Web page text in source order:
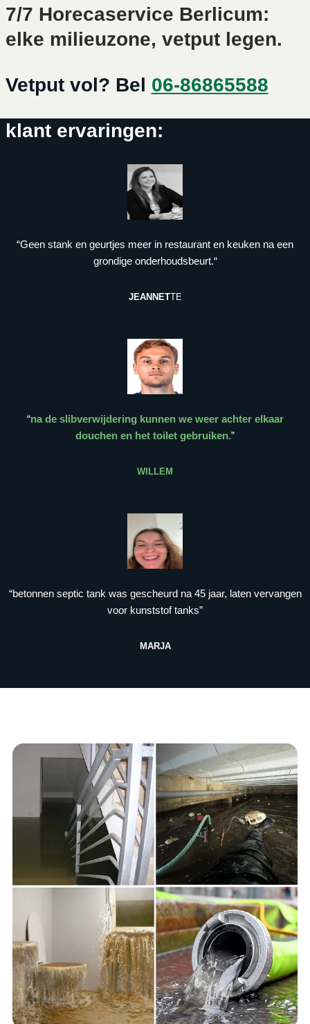
7/7 Horecaservice Berlicum:
elke milieuzone, vetput legen.
Vetput vol? Bel 06-86865588
klant ervaringen:
“Geen stank en geurtjes meer in restaurant en keuken na een
grondige onderhoudsbeurt.“
JEANNETTE
“na de slibverwijdering kunnen we weer achter elkaar
douchen en het toilet gebruiken.”
WILLEM
“betonnen septic tank was gescheurd na 45 jaar, laten vervangen
voor kunststof tanks”
MARJA